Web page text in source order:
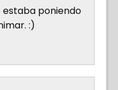
estaba poniendo
:)